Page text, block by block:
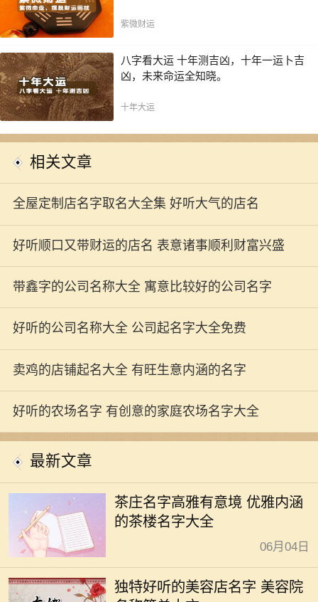
紫微财运
八字看大运 十年测吉凶，十年一运卜吉
凶，未来命运全知晓。
十年大运
相关文章
全屋定制店名字取名大全集 好听大气的店名
好听顺口又带财运的店名 表意诸事顺利财富兴盛
带鑫字的公司名称大全 寓意比较好的公司名字
好听的公司名称大全 公司起名字大全免费
卖鸡的店铺起名大全 有旺生意内涵的名字
好听的农场名字 有创意的家庭农场名字大全
最新文章
茶庄名字高雅有意境 优雅内涵
的茶楼名字大全
06月04日
独特好听的美容店名字 美容院